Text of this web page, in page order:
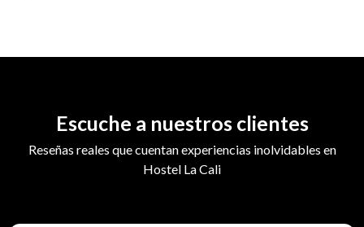
Escuche a nuestros clientes
Reseñas reales que cuentan experiencias inolvidables en
Hostel La Cali